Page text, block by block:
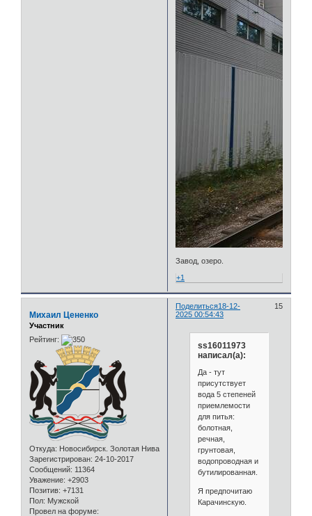
Завод, озеро.
+1
Поделиться 15
18-12-
2025 00:54:43
Михаил Цененко
Участник
Рейтинг:
Откуда: Новосибирск. Золотая Нива
Зарегистрирован: 24-10-2017
Сообщений: 11364
Уважение: +2903
Позитив: +7131
Пол: Мужской
Провел на форуме:
ss16011973
написал(а):
Да - тут
присутствует
вода 5 степеней
приемлемости
для питья:
болотная,
речная,
грунтовая,
водопроводная и
бутилированная.
Я предпочитаю
Карачинскую.